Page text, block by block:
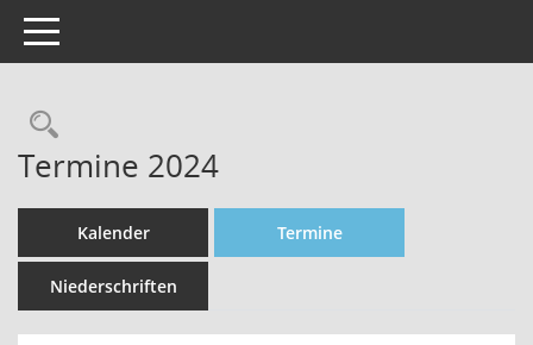
Toggle navigation
Rechercheauswahl
Termine 2024
Kalender Termine
Niederschriften